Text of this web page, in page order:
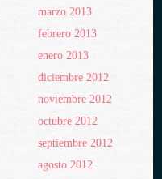
marzo 2013
febrero 2013
enero 2013
diciembre 2012
noviembre 2012
octubre 2012
septiembre 2012
agosto 2012